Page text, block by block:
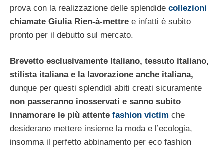
prova con la realizzazione delle splendide collezioni
chiamate Giulia Rien-à-mettre e infatti è subito
pronto per il debutto sul mercato.
Brevetto esclusivamente Italiano, tessuto italiano,
stilista italiana e la lavorazione anche italiana,
dunque per questi splendidi abiti creati sicuramente
non passeranno inosservati e sanno subito
innamorare le più attente fashion victim che
desiderano mettere insieme la moda e l’ecologia,
insomma il perfetto abbinamento per eco fashion